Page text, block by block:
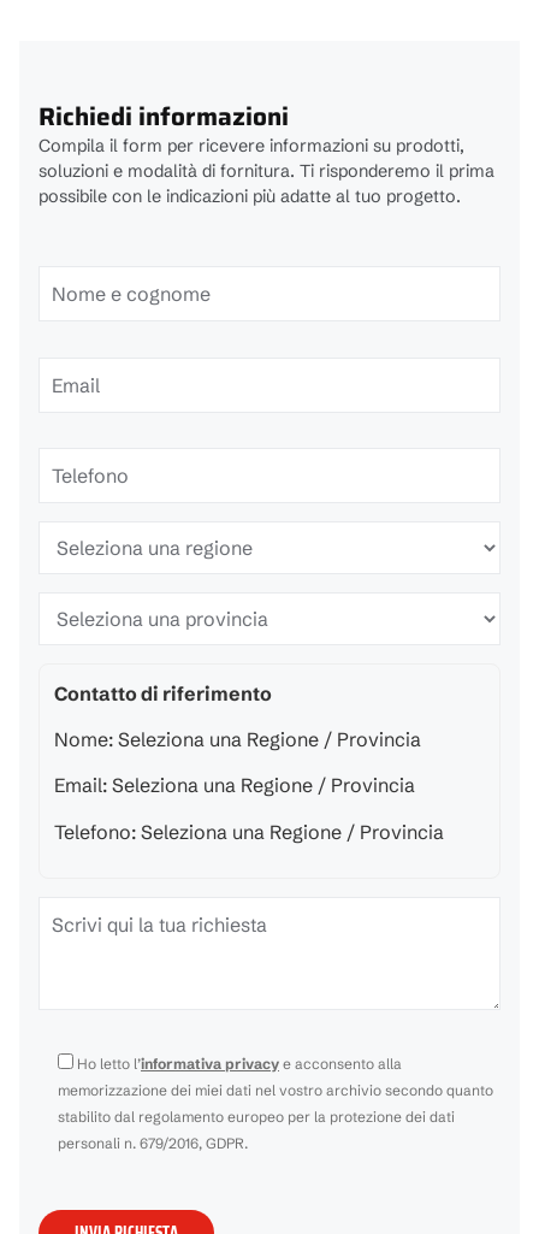
Richiedi informazioni
Compila il form per ricevere informazioni su prodotti,
soluzioni e modalità di fornitura. Ti risponderemo il prima
possibile con le indicazioni più adatte al tuo progetto.
Contatto di riferimento
Nome: Seleziona una Regione / Provincia
Email: Seleziona una Regione / Provincia
Telefono: Seleziona una Regione / Provincia
Ho letto l’informativa privacy e acconsento alla
memorizzazione dei miei dati nel vostro archivio secondo quanto
stabilito dal regolamento europeo per la protezione dei dati
personali n. 679/2016, GDPR.
di